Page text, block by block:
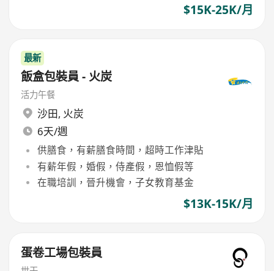
$15K-25K/月
最新
飯盒包裝員 - 火炭
活力午餐
沙田, 火炭
6天/週
供膳食，有薪膳食時間，超時工作津貼
有薪年假，婚假，侍產假，恩恤假等
在職培訓，晉升機會，子女教育基金
$13K-15K/月
蛋卷工場包裝員